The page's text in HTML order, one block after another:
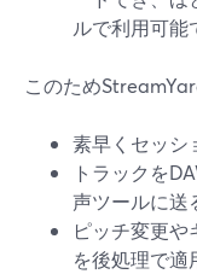
ルで利用可能
このため
素早くセッシ
トラックを
声ツールに送
ピッチ変更
を後処理で適